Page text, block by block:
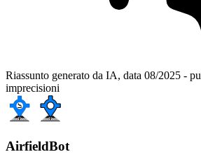
Riassunto generato da IA, data 08/2025 -
imprecisioni
AirfieldBot